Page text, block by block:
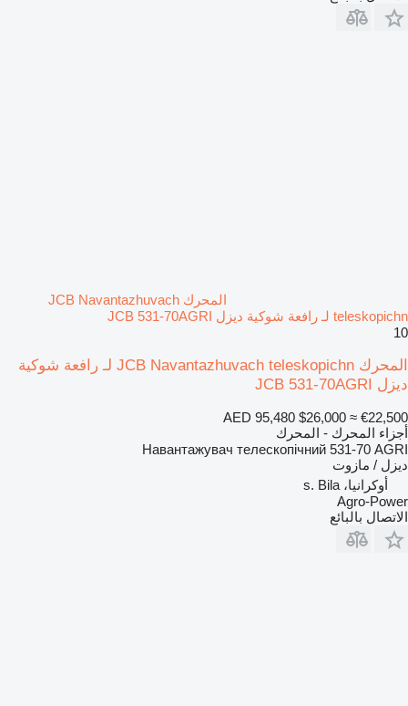
المحرك JCB Navantazhuvach
teleskopichn لـ رافعة شوكية ديزل JCB 531-70AGRI
10
المحرك JCB Navantazhuvach teleskopichn لـ رافعة شوكية
ديزل JCB 531-70AGRI
AED 95,480 $26,000 ≈ €22,500
أجزاء المحرك - المحرك
Навантажувач телескопічний 531-70 AGRI
ديزل / مازوت
أوكرانيا، s. Bila
Agro-Power
الاتصال بالبائع